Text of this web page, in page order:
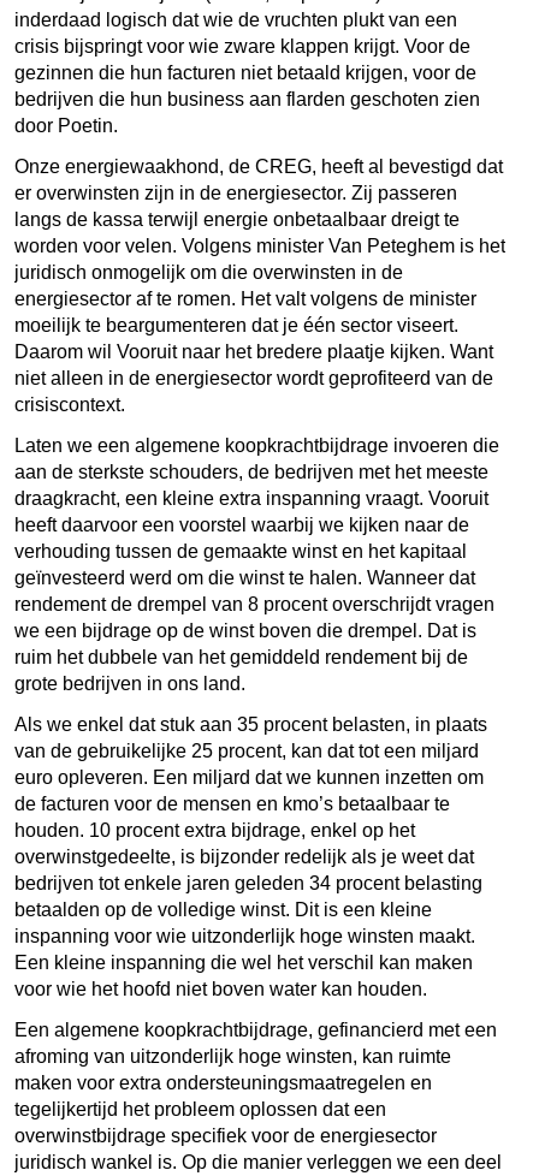
inderdaad logisch dat wie de vruchten plukt van een
crisis bijspringt voor wie zware klappen krijgt. Voor de
gezinnen die hun facturen niet betaald krijgen, voor de
bedrijven die hun business aan flarden geschoten zien
door Poetin.
Onze energiewaakhond, de CREG, heeft al bevestigd dat
er overwinsten zijn in de energiesector. Zij passeren
langs de kassa terwijl energie onbetaalbaar dreigt te
worden voor velen. Volgens minister Van Peteghem is het
juridisch onmogelijk om die overwinsten in de
energiesector af te romen. Het valt volgens de minister
moeilijk te beargumenteren dat je één sector viseert.
Daarom wil Vooruit naar het bredere plaatje kijken. Want
niet alleen in de energiesector wordt geprofiteerd van de
crisiscontext.
Laten we een algemene koopkrachtbijdrage invoeren die
aan de sterkste schouders, de bedrijven met het meeste
draagkracht, een kleine extra inspanning vraagt. Vooruit
heeft daarvoor een voorstel waarbij we kijken naar de
verhouding tussen de gemaakte winst en het kapitaal
geïnvesteerd werd om die winst te halen. Wanneer dat
rendement de drempel van 8 procent overschrijdt vragen
we een bijdrage op de winst boven die drempel. Dat is
ruim het dubbele van het gemiddeld rendement bij de
grote bedrijven in ons land.
Als we enkel dat stuk aan 35 procent belasten, in plaats
van de gebruikelijke 25 procent, kan dat tot een miljard
euro opleveren. Een miljard dat we kunnen inzetten om
de facturen voor de mensen en kmo’s betaalbaar te
houden. 10 procent extra bijdrage, enkel op het
overwinstgedeelte, is bijzonder redelijk als je weet dat
bedrijven tot enkele jaren geleden 34 procent belasting
betaalden op de volledige winst. Dit is een kleine
inspanning voor wie uitzonderlijk hoge winsten maakt.
Een kleine inspanning die wel het verschil kan maken
voor wie het hoofd niet boven water kan houden.
Een algemene koopkrachtbijdrage, gefinancierd met een
afroming van uitzonderlijk hoge winsten, kan ruimte
maken voor extra ondersteuningsmaatregelen en
tegelijkertijd het probleem oplossen dat een
overwinstbijdrage specifiek voor de energiesector
juridisch wankel is. Op die manier verleggen we een deel